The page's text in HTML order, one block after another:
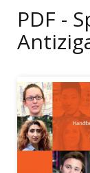
PDF -